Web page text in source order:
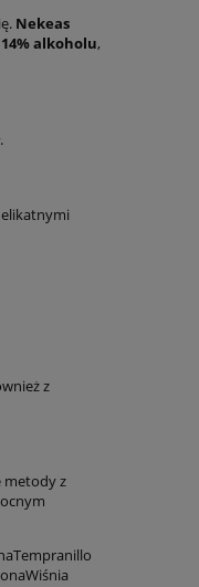
Nekeas
14% alkoholu,
z
metody z